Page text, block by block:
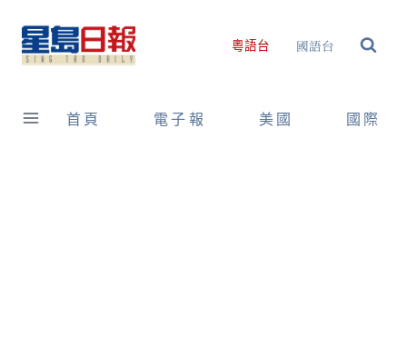
content
粵語台 國語台
首頁 電子報 美國 國際